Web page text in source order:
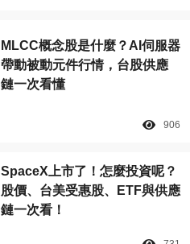
MLCC概念股是什麼？AI伺服器
帶動被動元件行情，台股供應
鏈一次看懂
906
SpaceX上市了！怎麼投資呢？
股價、台美受惠股、ETF與供應
鏈一次看！